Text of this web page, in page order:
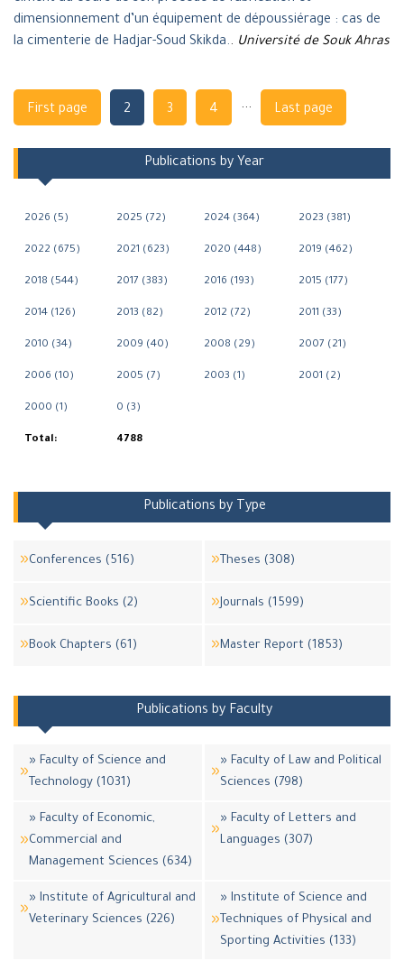
dimensionnement d’un équipement de dépoussiérage : cas de
la cimenterie de Hadjar-Soud Skikda.. Université de Souk Ahras
Navigation
First page 2 3 4 ... Last page
Publications by Year
2026 (5) 2025 (72) 2024 (364) 2023 (381)
2022 (675) 2021 (623) 2020 (448) 2019 (462)
2018 (544) 2017 (383) 2016 (193) 2015 (177)
2014 (126) 2013 (82) 2012 (72) 2011 (33)
2010 (34) 2009 (40) 2008 (29) 2007 (21)
2006 (10) 2005 (7) 2003 (1) 2001 (2)
2000 (1) 0 (3)
Total: 4788
Publications by Type
Conferences (516) Theses (308)
Scientific Books (2) Journals (1599)
Book Chapters (61) Master Report (1853)
Publications by Faculty
» Faculty of Science and
Technology (1031)
» Faculty of Law and Political
Sciences (798)
» Faculty of Economic,
Commercial and
Management Sciences (634)
» Faculty of Letters and
Languages (307)
» Institute of Agricultural and
Veterinary Sciences (226)
» Institute of Science and
Techniques of Physical and
Sporting Activities (133)